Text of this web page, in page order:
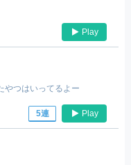
Play
やつはいってるよー
5連 Play